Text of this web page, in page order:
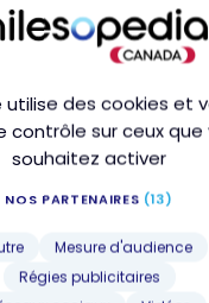
utilise des cookies et
contrôle sur ceux que
souhaitez activer
NOS PARTENAIRES (13)
Mesure d'audience
Régies publicitaires
étrangères
VOS